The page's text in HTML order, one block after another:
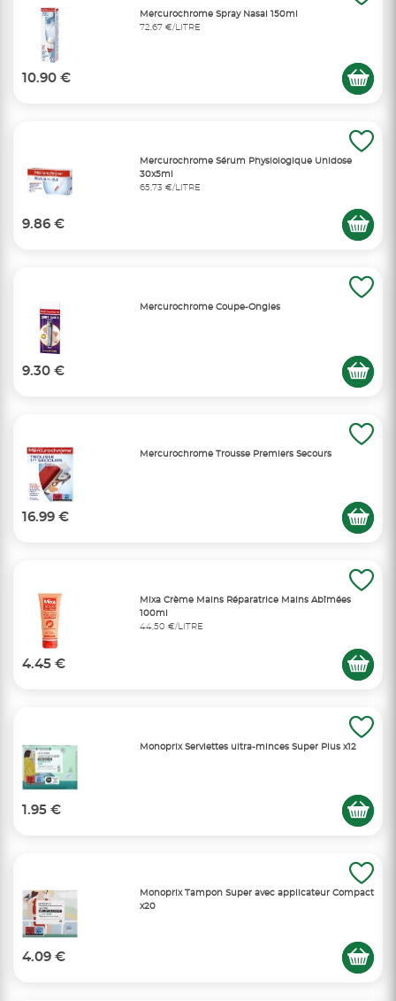
Mercurochrome Spray Nasal 150ml
72,67 €/LITRE
10.90 €
Mercurochrome Sérum Physiologique Unidose
30x5ml
65,73 €/LITRE
9.86 €
Mercurochrome Coupe-Ongles
9.30 €
Mercurochrome Trousse Premiers Secours
16.99 €
Mixa Crème Mains Réparatrice Mains Abîmées
100ml
44,50 €/LITRE
4.45 €
Monoprix Serviettes ultra-minces Super Plus x12
1.95 €
Monoprix Tampon Super avec applicateur Compact
x20
4.09 €